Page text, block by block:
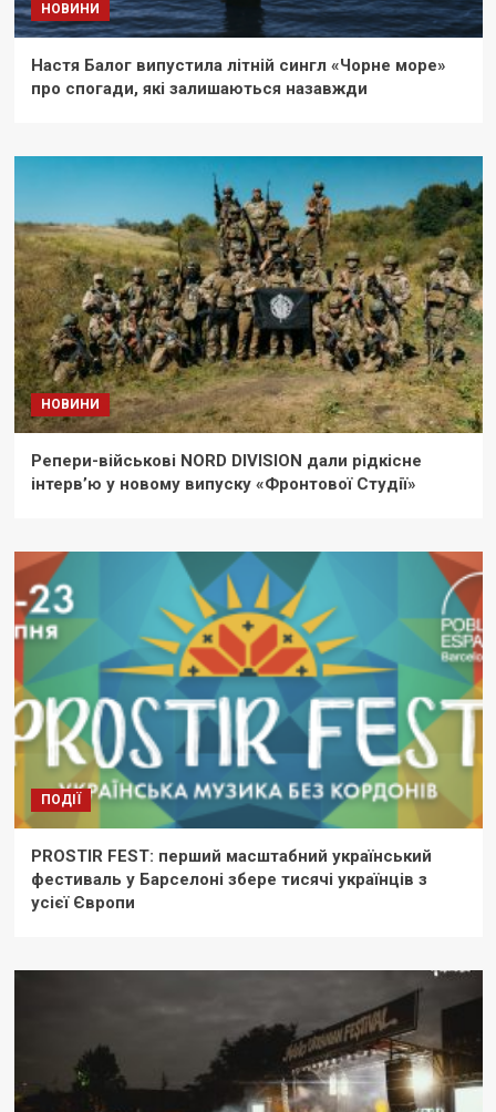
НОВИНИ
Настя Балог випустила літній сингл «Чорне море»
про спогади, які залишаються назавжди
НОВИНИ
Репери-військові NORD DIVISION дали рідкісне
інтерв’ю у новому випуску «Фронтової Студії»
ПОДІЇ
PROSTIR FEST: перший масштабний український
фестиваль у Барселоні збере тисячі українців з
усієї Європи